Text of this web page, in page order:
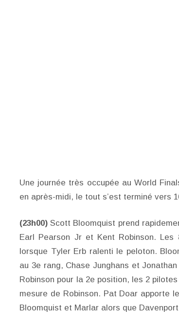
Une journée très occupée au World
en après-midi, le tout s’est terminé vers
(23h00) Scott Bloomquist prend
Earl Pearson Jr et Kent Robinson.
lorsque Tyler Erb ralenti le peloton.
au 3e rang, Chase Junghans et
Robinson pour la 2e position, les 2
mesure de Robinson. Pat Doar apporte
Bloomquist et Marlar alors que